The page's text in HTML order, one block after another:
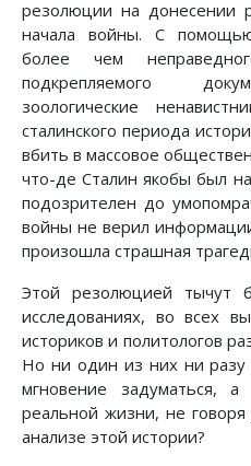
резолюции на донесении
начала войны. С
более чем
подкрепляемого
зоологические
сталинского периода
вбить в массовое
что-де Сталин якобы был
подозрителен до
войны не верил
произошла страшная
Этой резолюцией тычут
исследованиях, во всех
историков и политологов
Но ни один из них ни разу
мгновение задуматься,
реальной жизни, не
анализе этой истории?